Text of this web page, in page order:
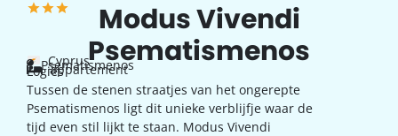
Modus Vivendi
Psematismenos
Cyprus
Psematismenos
appartement
Logies
Tussen de stenen straatjes van het ongerepte
Psematismenos ligt dit unieke verblijfje waar de
tijd even stil lijkt te staan. Modus Vivendi